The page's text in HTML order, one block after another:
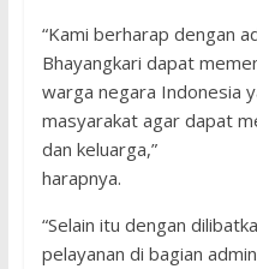
“Kami berharap dengan
Bhayangkari dapat
warga negara Indonesia
masyarakat agar dapat
dan keluarga,”
harapnya.
“Selain itu dengan
pelayanan di bagian